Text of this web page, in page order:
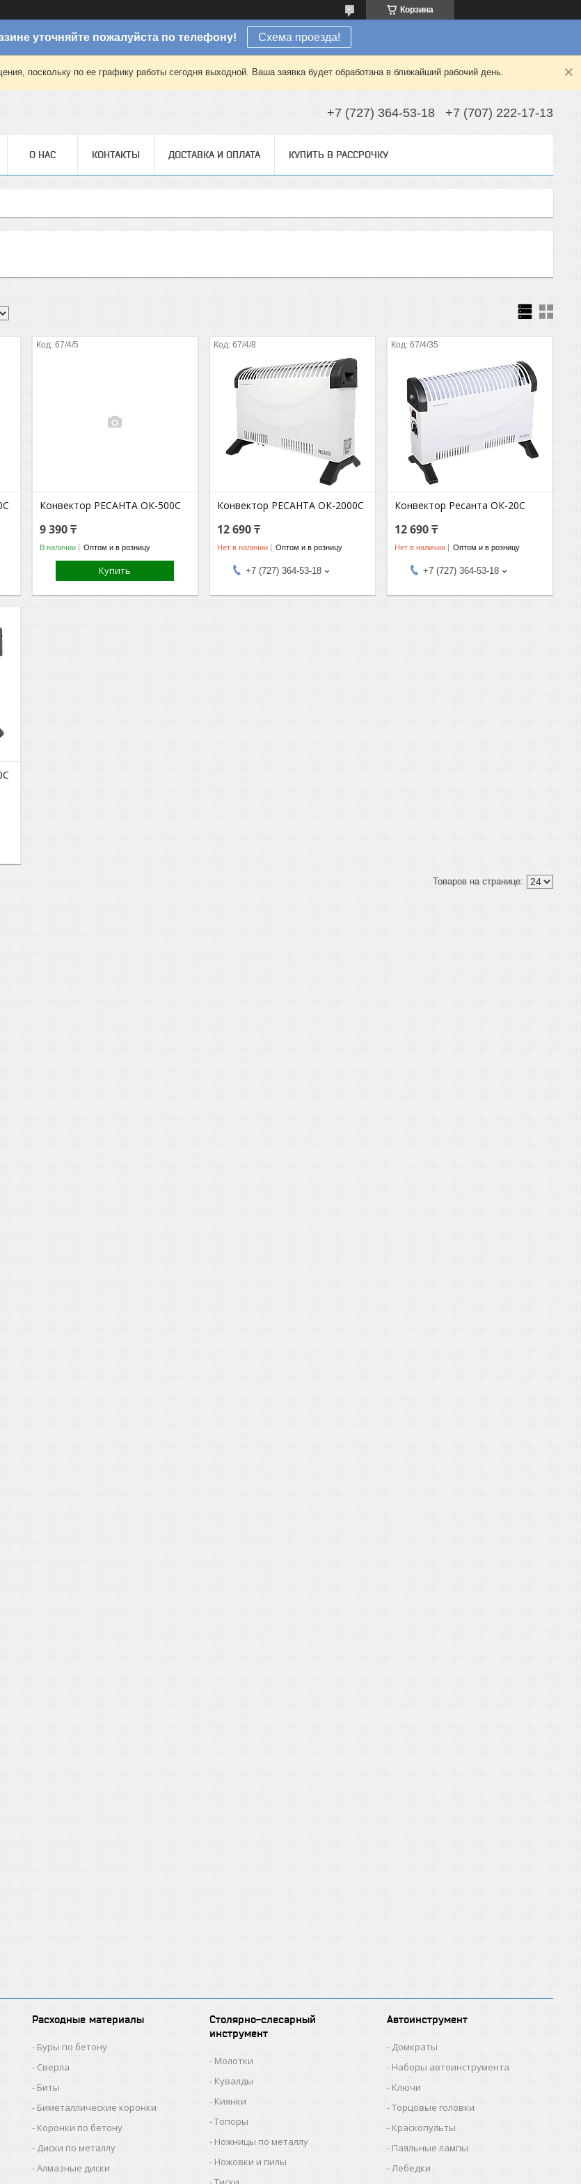
Корзина
уточняйте пожалуйста по телефону! Схема проезда!
поскольку по ее графику работы сегодня выходной. Ваша заявка будет обработана в ближайший рабочий день.
+7 (727) 364-53-18 +7 (707) 222-17-13
О НАС КОНТАКТЫ ДОСТАВКА И ОПЛАТА КУПИТЬ В РАССРОЧКУ
67/4/5
Конвектор РЕСАНТА ОК-500С
9 390 ₸
В наличии Оптом и в розницу
Купить
67/4/8
Конвектор РЕСАНТА ОК-2000С
12 690 ₸
Нет в наличии Оптом и в розницу
+7 (727) 364-53-18
67/4/35
Конвектор Ресанта ОК-20С
12 690 ₸
Нет в наличии Оптом и в розницу
+7 (727) 364-53-18
Расходные материалы
Буры по бетону
Сверла
Биты
Биметаллические коронки
Коронки по бетону
Диски по металлу
Алмазные диски
Столярно-слесарный
инструмент
Молотки
Кувалды
Киянки
Топоры
Ножницы по металлу
Ножовки и пилы
Автоинструмент
Домкраты
Наборы автоинструмента
Ключи
Торцовые головки
Краскопульты
Паяльные лампы
Лебедки